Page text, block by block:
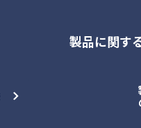
製品に関す